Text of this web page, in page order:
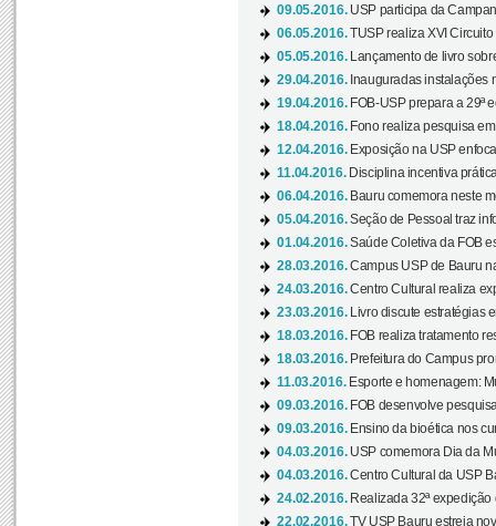
09.05.2016. USP participa da
06.05.2016.TUSP realiza XVI Circuito
05.05.2016.
Lançamento de livro
29.04.2016. Inauguradas instalações
19.04.2016. FOB-USP prepara a 29ª
18.04.2016. Fono realiza pesquisa
12.04.2016. Exposição na USP
11.04.2016. Disciplina incentiva
06.04.2016. Bauru comemora neste
05.04.2016.Seção de Pessoal traz
01.04.2016.Saúde Coletiva da FOB
28.03.2016.Campus USP de Bauru
24.03.2016.Centro Cultural realiza
23.03.2016.
Livro discute estratégias
18.03.2016. FOB realiza tratamento
18.03.2016. Prefeitura do Campus
11.03.2016. Esporte e homenagem:
09.03.2016. FOB desenvolve
09.03.2016. Ensino da bioética nos
04.03.2016. USP comemora Dia da
04.03.2016.Centro Cultural da USP
24.02.2016. Realizada 32ª
22.02.2016.TV USP Bauru estreia